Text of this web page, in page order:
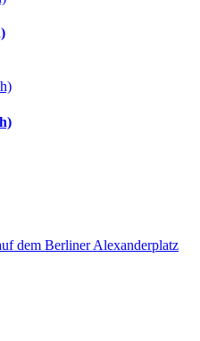
dem Berliner Alexanderplatz